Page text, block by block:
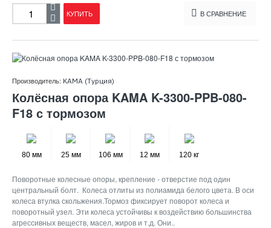
КУПИТЬ В СРАВНЕНИЕ
Производитель: KAMA (Турция)
Колёсная опора KAMA K-3300-PPB-080-
F18 с тормозом
80 мм 25 мм 106 мм 12 мм 120 кг
Поворотные колесные опоры, крепление - отверстие под один
центральный болт. Колеса отлиты из полиамида белого цвета. В оси
колеса втулка скольжения.Тормоз фиксирует поворот колеса и
поворотный узел. Эти колеса устойчивы к воздействию большинства
агрессивных веществ, масел, жиров и т.д. Они..